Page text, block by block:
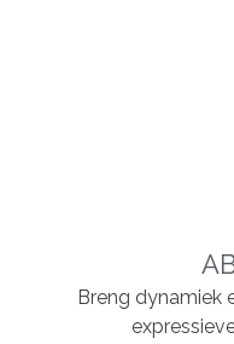
Breng dynamiek